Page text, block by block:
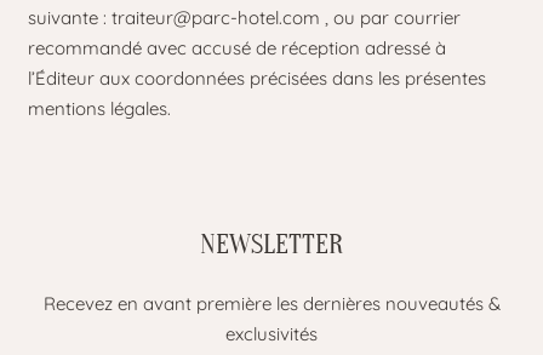
suivante : traiteur@parc-hotel.com , ou par courrier
recommandé avec accusé de réception adressé à
l’Éditeur aux coordonnées précisées dans les présentes
mentions légales.
NEWSLETTER
Recevez en avant première les dernières nouveautés &
exclusivités